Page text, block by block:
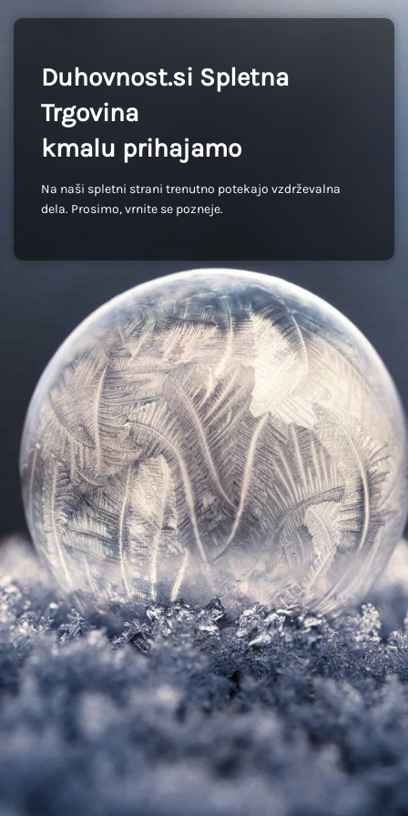
Duhovnost.si Spletna
Trgovina
kmalu prihajamo
Na naši spletni strani trenutno potekajo vzdrževalna
dela. Prosimo, vrnite se pozneje.